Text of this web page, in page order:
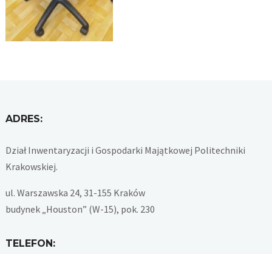
ADRES:
Dział Inwentaryzacji i Gospodarki Majątkowej Politechniki
Krakowskiej.
ul. Warszawska 24, 31-155 Kraków
budynek „Houston” (W-15), pok. 230
TELEFON: